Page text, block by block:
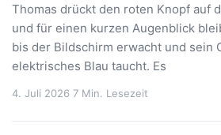
Thomas drückt den roten Knopf auf
und für einen kurzen Augenblick
bis der Bildschirm erwacht und sein
elektrisches Blau taucht. Es
4. Juli 2026 7 Min. Lesezeit